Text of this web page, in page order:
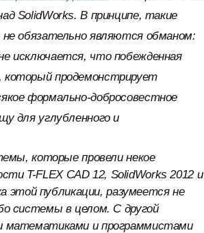
SolidWorks. В принципе, такие
обязательно являются обманом:
исключается, что побежденная
который продемонстрирует
формально-добросовестное
для углубленного и
которые провели некое
T-FLEX CAD 12, SolidWorks 2012 и
этой публикации, разумеется не
системы в целом. С другой
математиками и программистами